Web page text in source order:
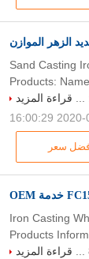
سعر
Sand Casting
Products:
قراءة المزيد
2020-08-
Iron Casting
Products
قراءة المزيد